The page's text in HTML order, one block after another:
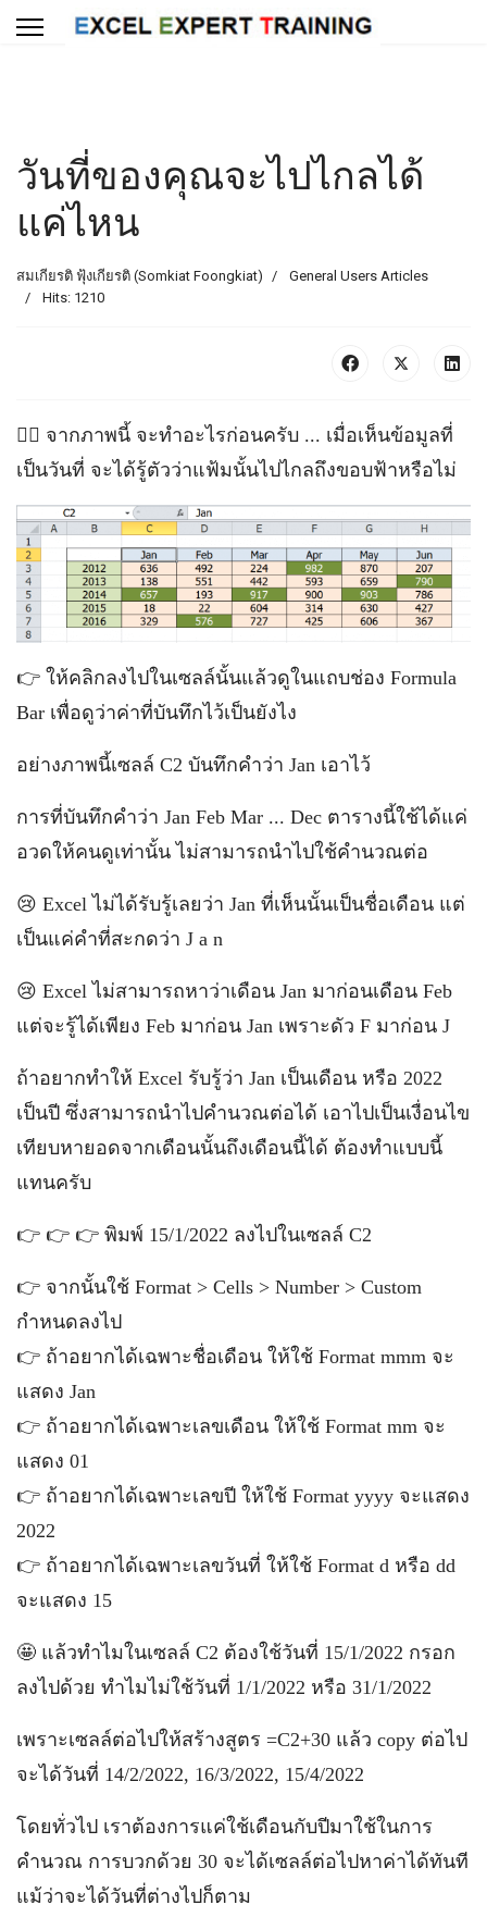
วันที่ของคุณจะไปไกลได้
แค่ไหน
สมเกียรติ ฟุ้งเกียรติ (Somkiat Foongkiat)
General Users Articles
Hits: 1210
😵‍💫 จากภาพนี้ จะทำอะไรก่อนครับ ... เมื่อเห็นข้อมูลที่
เป็นวันที่ จะได้รู้ตัวว่าแฟ้มนั้นไปไกลถึงขอบฟ้าหรือไม่
👉 ให้คลิกลงไปในเซลล์นั้นแล้วดูในแถบช่อง Formula
Bar เพื่อดูว่าค่าที่บันทึกไว้เป็นยังไง
อย่างภาพนี้เซลล์ C2 บันทึกคำว่า Jan เอาไว้
การที่บันทึกคำว่า Jan Feb Mar ... Dec ตารางนี้ใช้ได้แค่
อวดให้คนดูเท่านั้น ไม่สามารถนำไปใช้คำนวณต่อ
😢 Excel ไม่ได้รับรู้เลยว่า Jan ที่เห็นนั้นเป็นชื่อเดือน แต่
เป็นแค่คำที่สะกดว่า J a n
😢 Excel ไม่สามารถหาว่าเดือน Jan มาก่อนเดือน Feb
แต่จะรู้ได้เพียง Feb มาก่อน Jan เพราะดัว F มาก่อน J
ถ้าอยากทำให้ Excel รับรู้ว่า Jan เป็นเดือน หรือ 2022
เป็นปี ซึ่งสามารถนำไปคำนวณต่อได้ เอาไปเป็นเงื่อนไข
เทียบหายอดจากเดือนนั้นถึงเดือนนี้ได้ ต้องทำแบบนี้
แทนครับ
👉 👉 👉 พิมพ์ 15/1/2022 ลงไปในเซลล์ C2
👉 จากนั้นใช้ Format > Cells > Number > Custom
กำหนดลงไป
👉 ถ้าอยากได้เฉพาะชื่อเดือน ให้ใช้ Format mmm จะ
แสดง Jan
👉 ถ้าอยากได้เฉพาะเลขเดือน ให้ใช้ Format mm จะ
แสดง 01
👉 ถ้าอยากได้เฉพาะเลขปี ให้ใช้ Format yyyy จะแสดง
2022
👉 ถ้าอยากได้เฉพาะเลขวันที่ ให้ใช้ Format d หรือ dd
จะแสดง 15
🤩 แล้วทำไมในเซลล์ C2 ต้องใช้วันที่ 15/1/2022 กรอก
ลงไปด้วย ทำไมไม่ใช้วันที่ 1/1/2022 หรือ 31/1/2022
เพราะเซลล์ต่อไปให้สร้างสูตร =C2+30 แล้ว copy ต่อไป
จะได้วันที่ 14/2/2022, 16/3/2022, 15/4/2022
โดยทั่วไป เราต้องการแค่ใช้เดือนกับปีมาใช้ในการ
คำนวณ การบวกด้วย 30 จะได้เซลล์ต่อไปหาค่าได้ทันที
แม้ว่าจะได้วันที่ต่างไปก็ตาม